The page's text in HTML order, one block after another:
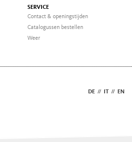
SERVICE
Contact & openingstijden
Catalogussen bestellen
Weer
DE // IT // EN